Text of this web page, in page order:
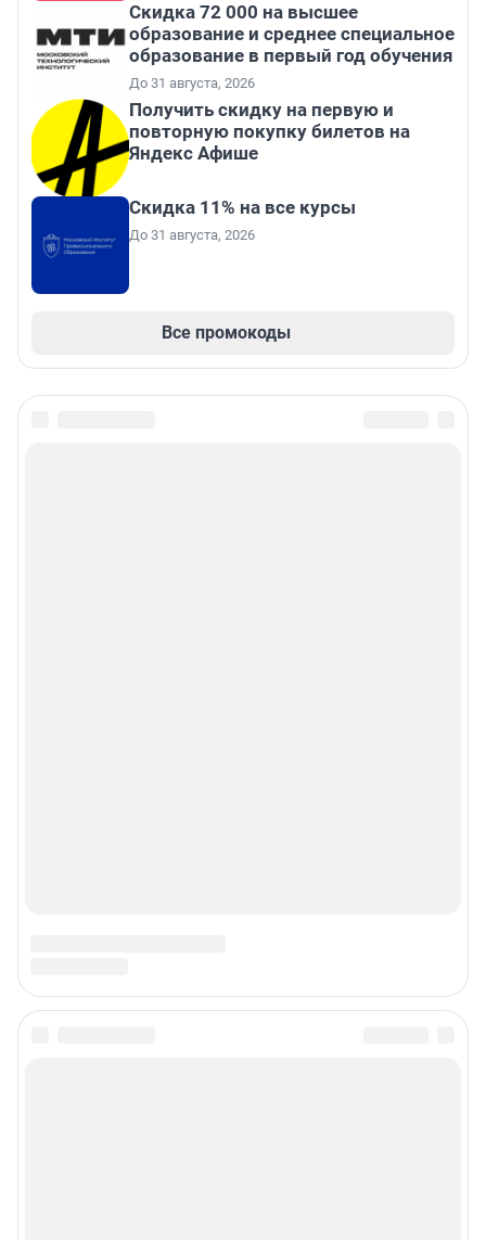
Скидка 72 000 на высшее
образование и среднее специальное
образование в первый год обучения
До 31 августа, 2026
Получить скидку на первую и
повторную покупку билетов на
Яндекс Афише
Скидка 11% на все курсы
До 31 августа, 2026
Все промокоды